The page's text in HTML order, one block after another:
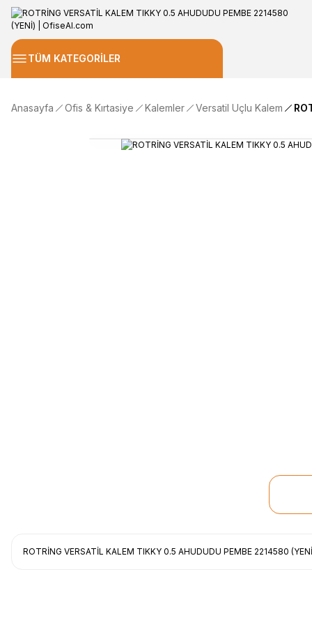
TÜM KATEGORİLER
Anasayfa Ofis & Kırtasiye Kalemler Versatil Uçlu Kalem
ROTRİNG VERSATİL KALEM TIKKY 0.5 AHUDUDU PEMBE 2214580